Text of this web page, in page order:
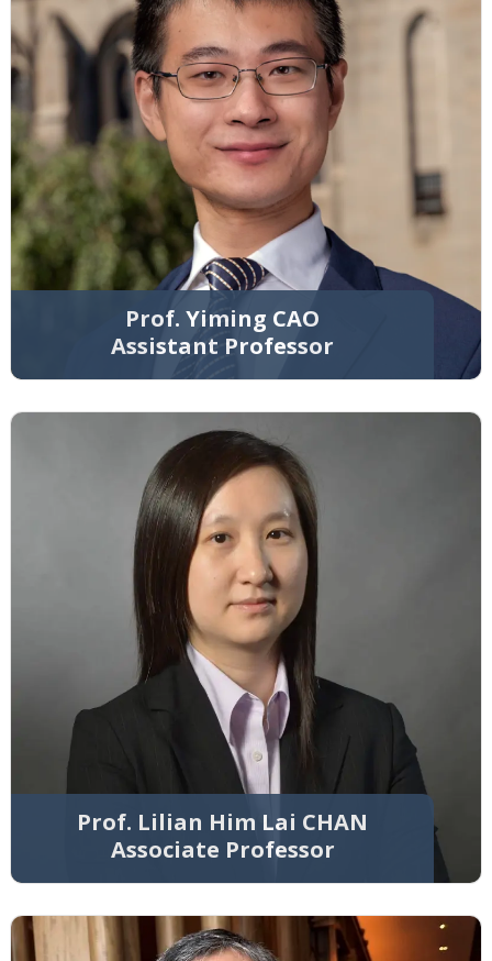
Prof. Yiming CAO
Assistant Professor
Prof. Lilian Him Lai CHAN
Associate Professor